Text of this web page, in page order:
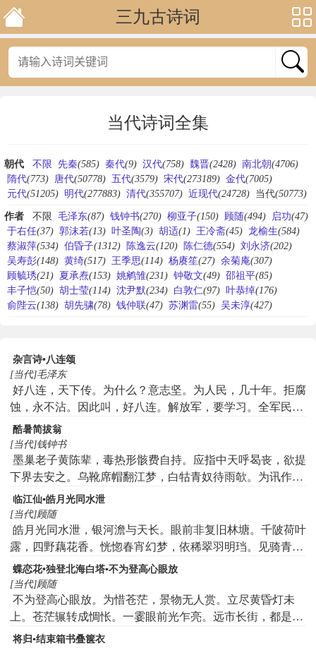
三九古诗词
当代诗词全集
朝代 不限 先秦(585) 秦代(9) 汉代(758) 魏晋(2428) 南北朝(4706)
隋代(773) 唐代(50778) 五代(3579) 宋代(273189) 金代(7005)
元代(51205) 明代(277883) 清代(355707) 近现代(24728) 当代(50773)
作者 不限 毛泽东(87) 钱钟书(270) 柳亚子(150) 顾随(494) 启功(47)
于右任(37) 郭沫若(13) 叶圣陶(3) 胡适(1) 王冷斋(45) 龙榆生(584)
蔡淑萍(534) 伯昏子(1312) 陈逸云(120) 陈仁德(554) 刘永济(202)
吴寿彭(148) 黄绮(517) 王季思(114) 杨赓笙(27) 余菊庵(307)
顾毓琇(21) 夏承焘(153) 姚鹓雏(231) 钟敬文(49) 邵祖平(85)
丰子恺(50) 胡士莹(114) 沈尹默(234) 白敦仁(97) 叶恭绰(176)
俞陛云(138) 胡先骕(78) 钱仲联(47) 苏渊雷(55) 吴未淳(427)
杂言诗•八连颂
[当代]毛泽东
好八连，天下传。为什么？意志坚。为人民，几十年。拒腐
蚀，永不沾。因此叫，好八连。解放军，要学习。全军民，
要自立。不怕压，不怕迫。不怕刀，不怕戟。不怕鬼，不怕
魅。不怕帝，不怕贼。奇儿女，如松柏。上参天，傲霜雪。
纪律好，如坚壁。军事好，如霹雳。政治好，称第一。思想
好，能分析。分析好，大有益。益在哪？团结力。军民团结
如一人，试看天下谁能敌。
酷暑简拔翁
[当代]钱钟书
墨巢老子黄陈辈，毒热形骸费自持。应指中天呼曷丧，欲提
下界去安之。乌靴席帽翻江梦，白牯青奴待雨欹。为讯作丛
新长竹，萧萧可解起秋思。
临江仙▪皓月光同水泄
[当代]顾随
皓月光同水泄，银河澹与天长。眼前非复旧林塘。千陂荷叶
露，四野藕花香。恍惚春宵幻梦，依稀翠羽明珰。见骑青鸟
上穹苍。长眉山样碧，跣足白于霜。
蝶恋花•独登北海白塔▪不为登高心眼放
[当代]顾随
不为登高心眼放。为惜苍茫，景物无人赏。立尽黄昏灯未
上。苍茫辗转成惆怅。一霎眼前光乍亮。远市长街，都是愁
模样。欲不想时能不想。休南望了还南望。
将归▪结束箱书叠箧衣